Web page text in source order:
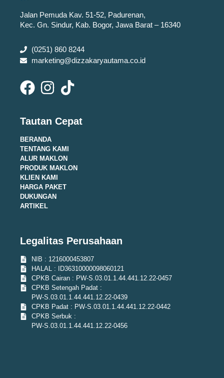
Jalan Pemuda Kav. 51-52, Padurenan,
Kec. Gn. Sindur, Kab. Bogor, Jawa Barat – 16340
(0251) 860 8244
marketing@dizzakaryautama.co.id
Tautan Cepat
BERANDA
TENTANG KAMI
ALUR MAKLON
PRODUK MAKLON
KLIEN KAMI
HARGA PAKET
DUKUNGAN
ARTIKEL
Legalitas Perusahaan
NIB : 1216000453807
HALAL : ID36310000098060121
CPKB Cairan : PW-S.03.01.1.44.441.12.22-0457
CPKB Setengah Padat :
PW-S.03.01.1.44.441.12.22-0439
CPKB Padat : PW-S.03.01.1.44.441.12.22-0442
CPKB Serbuk :
PW-S.03.01.1.44.441.12.22-0456